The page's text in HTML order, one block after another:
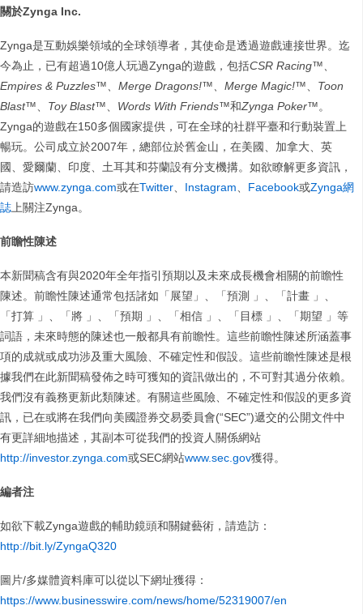
關於Zynga Inc.
Zynga是互動娛樂領域的全球領導者，其使命是透過遊戲連接世界。迄
今為止，已有超過10億人玩過Zynga的遊戲，包括CSR Racing™、
Empires & Puzzles™、 Merge Dragons!™、 Merge Magic!™、 Toon
Blast™、 Toy Blast™、 Words With Friends™和Zynga Poker™。
Zynga的遊戲在150多個國家提供，可在全球的社群平臺和行動裝置上
暢玩。公司成立於2007年，總部位於舊金山，在美國、加拿大、英
國、愛爾蘭、印度、土耳其和芬蘭設有分支機搆。如欲瞭解更多資訊，
請造訪www.zynga.com或在Twitter、 Instagram、 Facebook或Zynga網
誌上關注Zynga。
前瞻性陳述
本新聞稿含有與2020年全年指引預期以及未來成長機會相關的前瞻性
陳述。前瞻性陳述通常包括諸如「展望」、「預測 」、「計畫 」、
「打算 」、「將 」、「預期 」、「相信 」、「目標 」、「期望 」等
詞語，未來時態的陳述也一般都具有前瞻性。這些前瞻性陳述所涵蓋事
項的成就或成功涉及重大風險、不確定性和假設。這些前瞻性陳述是根
據我們在此新聞稿發佈之時可獲知的資訊做出的，不可對其過分依賴。
我們沒有義務更新此類陳述。有關這些風險、不確定性和假設的更多資
訊，已在或將在我們向美國證券交易委員會(“SEC”)遞交的公開文件中
有更詳細地描述，其副本可從我們的投資人關係網站
http://investor.zynga.com或SEC網站www.sec.gov獲得。
編者注
如欲下載Zynga遊戲的輔助鏡頭和關鍵藝術，請造訪：
http://bit.ly/ZyngaQ320
圖片/多媒體資料庫可以從以下網址獲得：
https://www.businesswire.com/news/home/52319007/en